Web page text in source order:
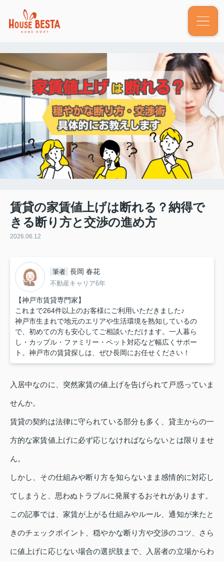
賃貸の家賃値上げは断れる？納得で
きる断り方と交渉の進め方
2026.06.12
筆者 長岡 春花
不動産キャリア6年
【神戸市賃貸専門家】
これまで264件以上のお客様にご利用いただきました♪
神戸市生まれで地元のエリアや生活環境を熟知しているの
で、初めての方も安心してご相談いただけます。一人暮ら
し・カップル・ファミリー・ペット対応など幅広くサポー
ト。神戸市の賃貸探しは、ぜひ長岡にお任せください！
入居中なのに、突然家賃の値上げを告げられて戸惑っていま
せんか。
賃貸の契約は法律に守られている部分も多く、貸主からの一
方的な家賃値上げに必ず応じなければならないとは限りませ
ん。
しかし、その仕組みや断り方を知らないまま感情的に対応し
てしまうと、思わぬトラブルに発展するおそれがあります。
この記事では、家賃が上がる仕組みやルール、通知が来たと
きのチェックポイント、穏やかな断り方や交渉のコツ、さら
に値上げに応じない場合の選択肢まで、入居者の立場からわ